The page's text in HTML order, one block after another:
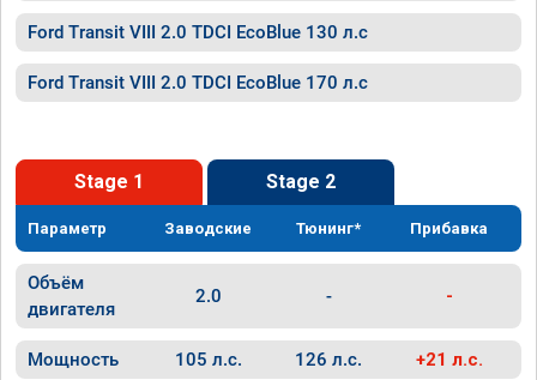
Ford Transit VIII 2.0 TDCI EcoBlue 130 л.с
Ford Transit VIII 2.0 TDCI EcoBlue 170 л.с
Stage 1 Stage 2
Параметр Заводские Тюнинг* Прибавка
Объём
двигателя
2.0 - -
Мощность 105 л.с. 126 л.с. +21 л.с.